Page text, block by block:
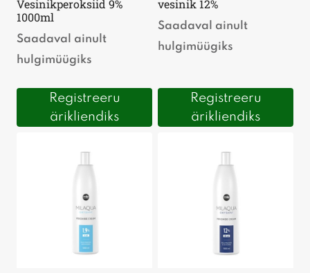
Vesinikperoksiid 9%
1000ml
Saadaval ainult
hulgimüügiks
Registreeru
ärikliendiks
vesinik 12%
Saadaval ainult
hulgimüügiks
Registreeru
ärikliendiks